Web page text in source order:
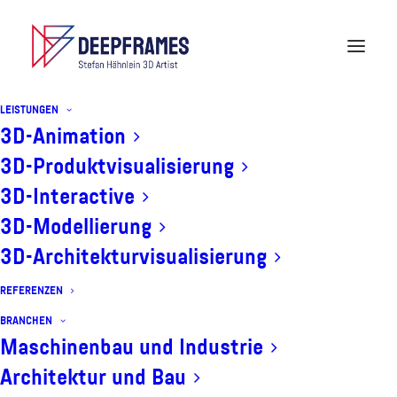
LEISTUNGEN
3D-Animation
3D-Produktvisualisierung
3D-Interactive
3D-Modellierung
3D-Architekturvisualisierung
REFERENZEN
BRANCHEN
Maschinenbau und Industrie
Architektur und Bau
Blogartikel zu 3D-
Animationen und 3D-
Visualisierungen